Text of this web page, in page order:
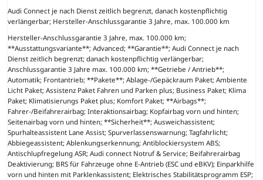
Audi Connect je nach Dienst zeitlich begrenzt, danach kostenpflichtig
verlängerbar; Hersteller-Anschlussgarantie 3 Jahre, max. 100.000 km
Hersteller-Anschlussgarantie 3 Jahre, max. 100.000 km;
**Ausstattungsvariante**; Advanced; **Garantie**; Audi Connect je nach
Dienst zeitlich begrenzt; danach kostenpflichtig verlängerbar;
Anschlussgarantie 3 Jahre max. 100.000 km; **Getriebe / Antrieb**;
Automatik; Frontantrieb; **Pakete**; Ablage-/Gepäckraum Paket; Ambiente
Licht Paket; Assistenz Paket Fahren und Parken plus; Business Paket; Klima
Paket; Klimatisierungs Paket plus; Komfort Paket; **Airbags**;
Fahrer-/Beifahrerairbag; Interaktionsairbag; Kopfairbag vorn und hinten;
Seitenairbag vorn und hinten; **Sicherheit**; Ausweichassistent;
Spurhalteassistent Lane Assist; Spurverlassenswarnung; Tagfahrlicht;
Abbiegeassistent; Ablenkungserkennung; Antiblockiersystem ABS;
Antischlupfregelung ASR; Audi connect Notruf & Service; Beifahrerairbag
Deaktivierung; BRS für Fahrzeuge ohne E-Antrieb (ESC und eBKV); Einparkhilfe
vorn und hinten mit Parklenkassistent; Elektrisches Stabilitätsprogramm ESP;